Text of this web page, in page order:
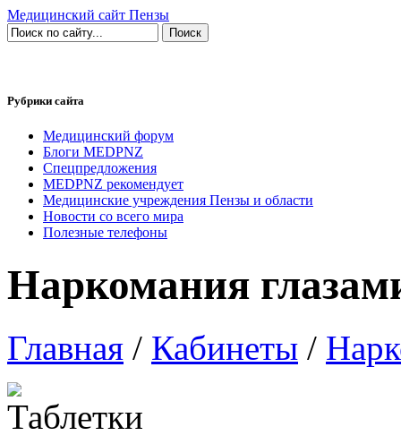
Медицинский сайт Пензы
Рубрики сайта
Медицинский форум
Блоги MEDPNZ
Спецпредложения
MEDPNZ рекомендует
Медицинские учреждения Пензы и области
Новости со всего мира
Полезные телефоны
Наркомания
Главная / Кабинеты /